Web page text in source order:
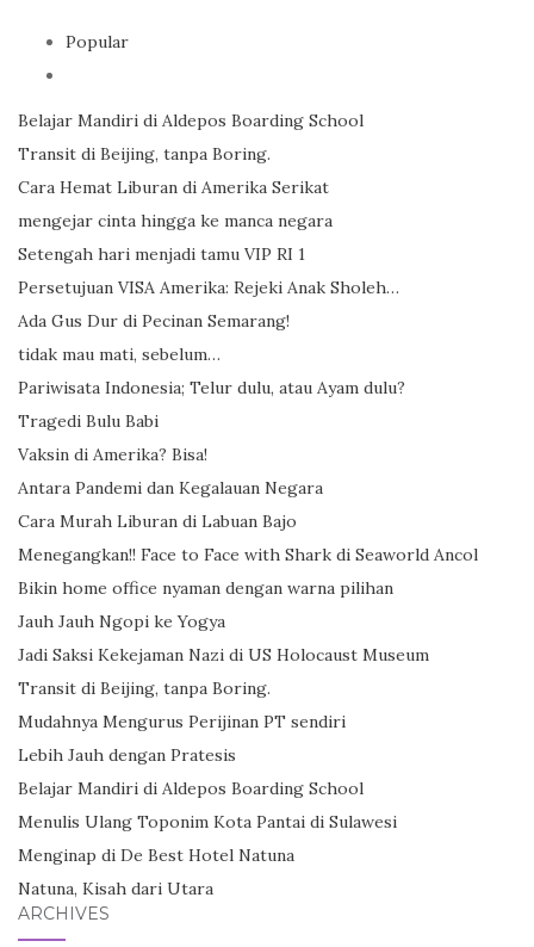
Popular
Belajar Mandiri di Aldepos Boarding School
Transit di Beijing, tanpa Boring.
Cara Hemat Liburan di Amerika Serikat
mengejar cinta hingga ke manca negara
Setengah hari menjadi tamu VIP RI 1
Persetujuan VISA Amerika: Rejeki Anak Sholeh…
Ada Gus Dur di Pecinan Semarang!
tidak mau mati, sebelum…
Pariwisata Indonesia; Telur dulu, atau Ayam dulu?
Tragedi Bulu Babi
Vaksin di Amerika? Bisa!
Antara Pandemi dan Kegalauan Negara
Cara Murah Liburan di Labuan Bajo
Menegangkan!! Face to Face with Shark di Seaworld Ancol
Bikin home office nyaman dengan warna pilihan
Jauh Jauh Ngopi ke Yogya
Jadi Saksi Kekejaman Nazi di US Holocaust Museum
Transit di Beijing, tanpa Boring.
Mudahnya Mengurus Perijinan PT sendiri
Lebih Jauh dengan Pratesis
Belajar Mandiri di Aldepos Boarding School
Menulis Ulang Toponim Kota Pantai di Sulawesi
Menginap di De Best Hotel Natuna
Natuna, Kisah dari Utara
ARCHIVES